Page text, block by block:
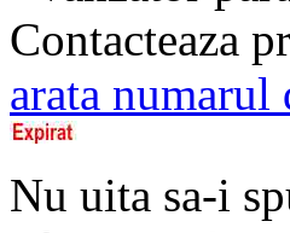
Contacteaza
arata numarul
Nu uita sa-i